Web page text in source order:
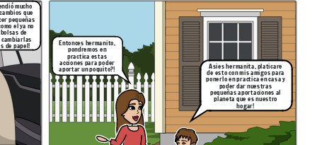
mucho
que
pequeñas
el ya no
de
de papel! Entonces hermanito,
pondremos en
practica estas
acciones para poder
aportar un poquito?! Asies hermanita, platicare
de esto con mis amigos para
ponerlo en practica en casa y
poder dar nuestras
pequeñas aportaciones al
planeta que es nuestro
hogar!